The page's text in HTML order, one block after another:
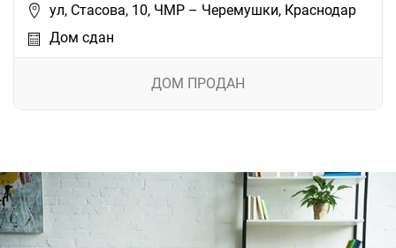
ул, Стасова, 10, ЧМР – Черемушки, Краснодар
Дом сдан
ДОМ ПРОДАН